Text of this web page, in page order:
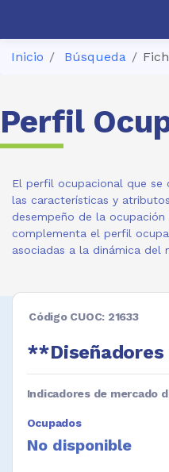
Inicio Búsqueda
Perfil
El perfil ocupacional que se
las características y
desempeño de la
complementa el perfil
asociadas a la dinámica del
Código CUOC: 21633
**Diseñadores
Indicadores de mercado
Ocupados
No disponible